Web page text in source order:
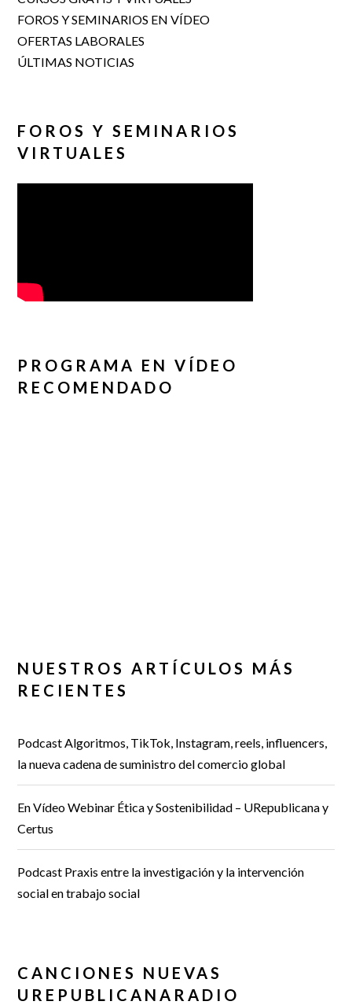
FOROS Y SEMINARIOS EN VÍDEO
OFERTAS LABORALES
ÚLTIMAS NOTICIAS
FOROS Y SEMINARIOS
VIRTUALES
PROGRAMA EN VÍDEO
RECOMENDADO
NUESTROS ARTÍCULOS MÁS
RECIENTES
Podcast Algoritmos, TikTok, Instagram, reels, influencers,
la nueva cadena de suministro del comercio global
En Vídeo Webinar Ética y Sostenibilidad – URepublicana y
Certus
Podcast Praxis entre la investigación y la intervención
social en trabajo social
CANCIONES NUEVAS
UREPUBLICANARADIO